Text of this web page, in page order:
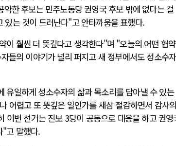
한 후보는 민주노동당 권영국 후보 밖에 없다는 걸
있는 것이 드러난다"고 안타까움을 표했다.
이 훨씬 더 뜻깊다고 생각한다"며 "오늘의 어떤 협약
들의 이야기가 널리 퍼지고 새 정부에서도 성소수자
일하게 성소수자의 삶과 목소리를 담아낼 수 있는
어렵고 또 뜻깊은 일인가를 새삼 절감하면서 감사의
이번 선거는 진보 3당이 공동으로 대응을 하고 권영
"고 말했다.